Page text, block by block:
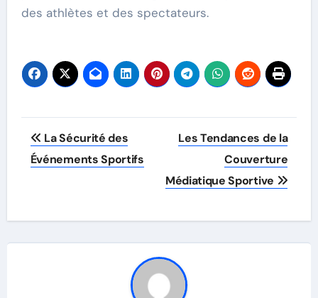
des athlètes et des spectateurs.
Post
navigation
La Sécurité des
Événements Sportifs
Les Tendances de la
Couverture
Médiatique Sportive